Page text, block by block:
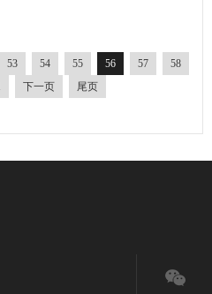
53 54 55 56 57
58
下一页 尾页